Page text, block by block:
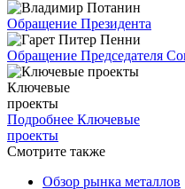
Обращение Президента
Обращение Председателя
Ключевые
проекты
Подробнее Ключевые
проекты
Смотрите также
Обзор рынка металлов